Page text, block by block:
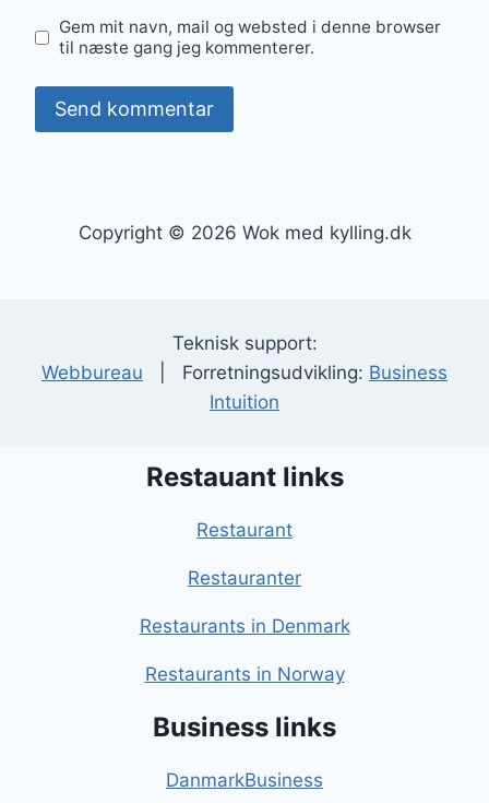
Gem mit navn, mail og websted i denne browser
til næste gang jeg kommenterer.
Copyright © 2026 Wok med kylling.dk
Teknisk support:
Webbureau | Forretningsudvikling: Business
Intuition
Restauant links
Restaurant
Restauranter
Restaurants in Denmark
Restaurants in Norway
Business links
DanmarkBusiness